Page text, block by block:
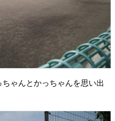
ゃんとかっちゃんを思い出